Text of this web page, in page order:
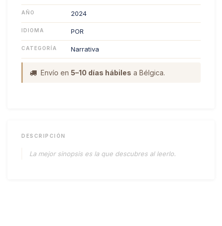
AÑO 2024
IDIOMA POR
CATEGORÍA Narrativa
Envío en 5–10 días hábiles a Bélgica.
DESCRIPCIÓN
La mejor sinopsis es la que descubres al leerlo.